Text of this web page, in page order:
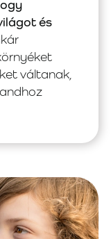
és
váltanak,